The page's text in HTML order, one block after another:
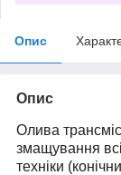
Опис
Опис
Олива
змащування
техніки